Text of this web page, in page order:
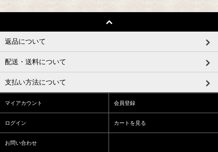
返品について
配送・送料について
支払い方法について
マイアカウント 会員登録
ログイン カートを見る
お問い合わせ